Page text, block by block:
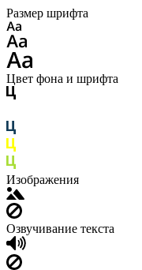
Размер шрифта
Цвет фона и шрифта
Изображения
Озвучивание текста